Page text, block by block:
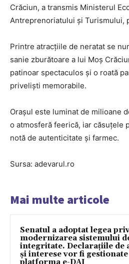
Crăciun, a transmis Ministerul
Antreprenoriatului şi Turismului,
Printre atracțiile de neratat se
sanie zburătoare a lui Moș
patinoar spectaculos și o roată
priveliști memorabile.
Orașul este luminat de milioane
o atmosferă feerică, iar căsuțele
notă de autenticitate și farmec.
Sursa: adevarul.ro
Mai multe articole
Senatul a adoptat legea
modernizarea sistemului
integritate. Declarațiile de
și interese vor fi